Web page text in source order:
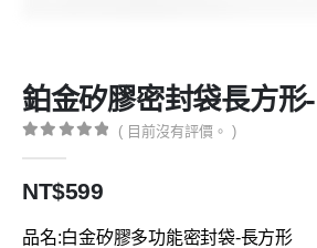
鉑金矽膠密封袋長方形
( 目前沒有評價。 )
NT$599
品名:白金矽膠多功能密封袋-長方形